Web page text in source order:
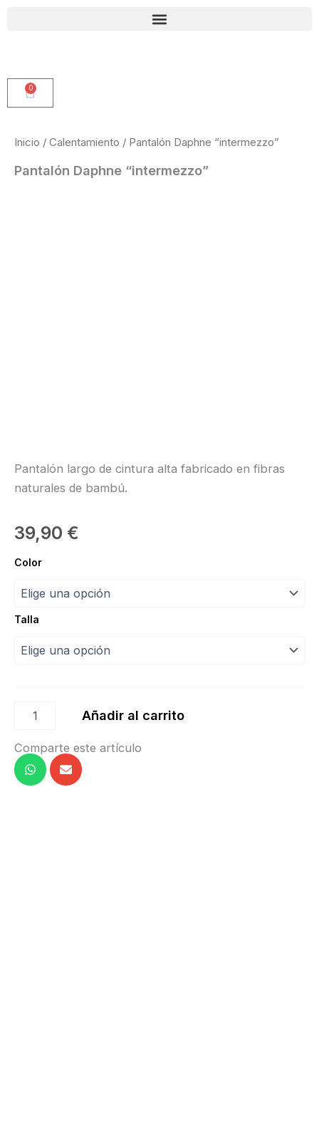
0
Carrito
Inicio / Calentamiento / Pantalón Daphne “intermezzo”
Pantalón Daphne “intermezzo”
Pantalón largo de cintura alta fabricado en fibras
naturales de bambú.
39,90 €
Color
Talla
Pantalón
cantidad
Añadir al carrito
Comparte este artículo